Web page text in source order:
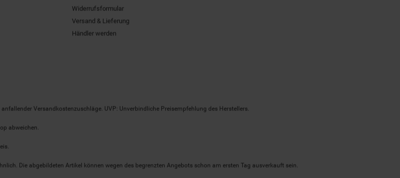
Widerrufsformular
Versand & Lieferung
Händler werden
Versandkostenzuschläge. UVP: Unverbindliche Preisempfehlung des Herstellers.
abweichen.
Die abgebildeten Artikel können wegen des begrenzten Angebots schon am ersten Tag ausverkauft sein.